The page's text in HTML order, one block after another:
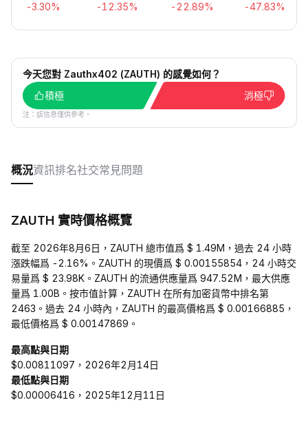
-3.30% -12.35% -22.89% -47.83%
今天您對 Zauthx402 (ZAUTH) 的感覺如何？
積極
消極
注：該信息僅供參考。
概況資訊排名社交常見問題
ZAUTH 實時價格概覽
截至 2026年8月6日，ZAUTH 總市值爲 $ 1.49M，過去 24 小時
漲跌幅爲 -2.16%。ZAUTH 的現價爲 $ 0.00155854，24 小時交
易量爲 $ 23.98K。ZAUTH 的流通供應量爲 947.52M，最大供應
量爲 1.00B。按市值計算，ZAUTH 在所有加密貨幣中排名第
2463。過去 24 小時內，ZAUTH 的最高價格爲 $ 0.00166885，
最低價格爲 $ 0.00147869。
最高點與日期
$0.00811097，2026年2月14日
最低點與日期
$0.00006416，2025年12月11日